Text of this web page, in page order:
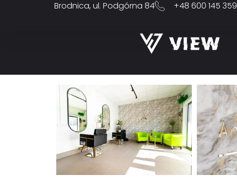
Brodnica, ul. Podgórna 84 +48 600 145 359